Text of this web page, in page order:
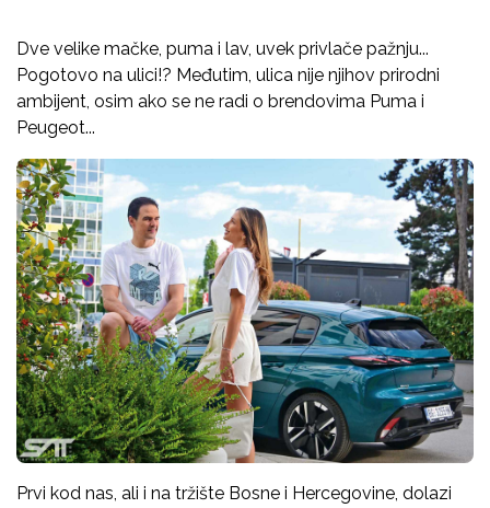
Dve velike mačke, puma i lav, uvek privlače pažnju...
Pogotovo na ulici!? Međutim, ulica nije njihov prirodni
ambijent, osim ako se ne radi o brendovima Puma i
Peugeot...
Prvi kod nas, ali i na tržište Bosne i Hercegovine, dolazi